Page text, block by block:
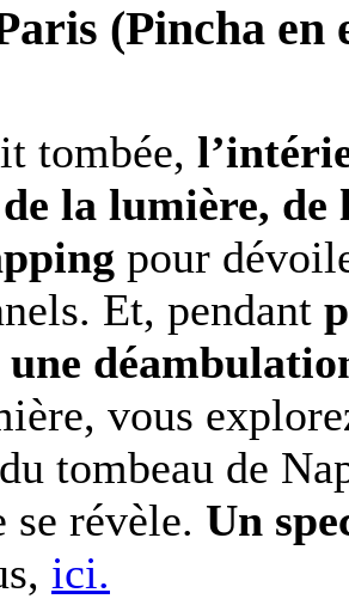
(Pincha en
tombée,
la lumière,
pour
Et, pendant
une
vous
tombeau de
révèle. Un
ici.